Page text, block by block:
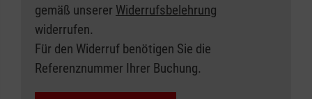
gemäß unserer Widerrufsbelehrung
widerrufen.
Für den Widerruf benötigen Sie die
Referenznummer Ihrer Buchung.